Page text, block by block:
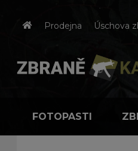
Prodejna Úschova
FOTOPASTI